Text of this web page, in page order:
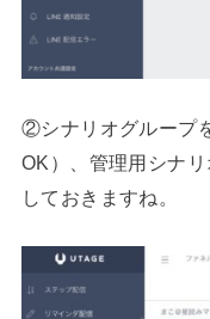
②シナリオグループ
OK）、管理用シナ
しておきますね。